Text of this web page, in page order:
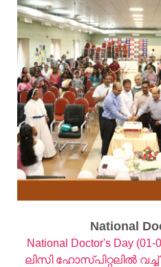
National
National Doctor's Day
ലിസി ഹോസ്പിറ്റലില്‍ വച്ച്